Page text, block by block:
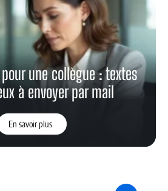
une collègue : textes
à envoyer par mail
En savoir plus